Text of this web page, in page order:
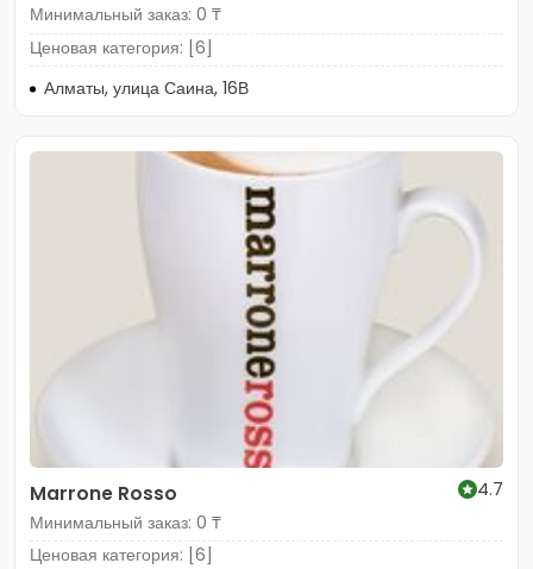
Минимальный заказ: 0 ₸
Ценовая категория: [6]
Алматы, улица Саина, 16В
Marrone Rosso
4.7
Минимальный заказ: 0 ₸
Ценовая категория: [6]